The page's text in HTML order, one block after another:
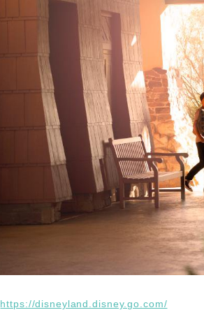
https://disneyland.disney.go.com/